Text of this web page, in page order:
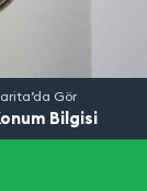
Gör
Bilgisi